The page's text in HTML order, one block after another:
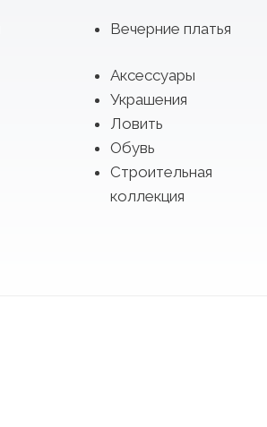
Вечерние платья
Аксессуары
Украшения
Ловить
Обувь
Строительная
коллекция